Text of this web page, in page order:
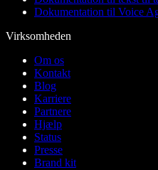
Dokumentation til Voice
Virksomheden
Om os
Kontakt
Blog
Karriere
Partnere
Hjælp
Status
Presse
Brand kit